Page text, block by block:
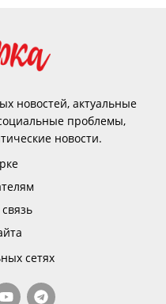
новостей, актуальные
проблемы,
новости.
сетях